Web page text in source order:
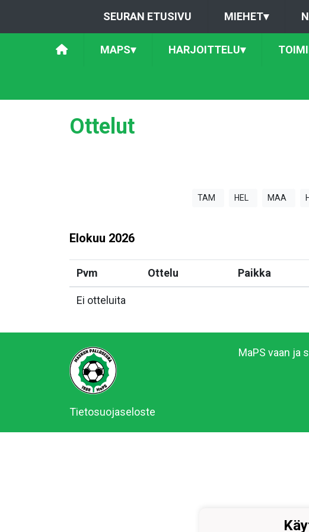
SEURAN ETUSIVU MIEHET▾
MAPS▾ HARJOITTELU▾
Ottelut
TAM HEL MAA
Elokuu 2026
Pvm Ottelu Paikka
Ei otteluita
Tietosuojaseloste
MaPS vaan ja